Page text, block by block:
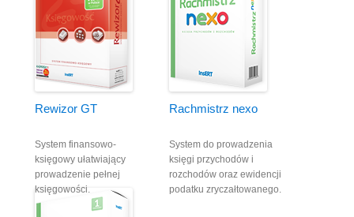
Rewizor GT
System finansowo-
księgowy ułatwiający
prowadzenie pełnej
księgowości.
Rachmistrz nexo
System do prowadzenia
księgi przychodów i
rozchodów oraz ewidencji
podatku zryczałtowanego.